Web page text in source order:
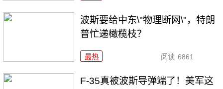
波斯要给中东\"物理断网\"，特朗
普忙递橄榄枝？
最热 阅读 6861
F-35真被波斯导弹端了！美军这